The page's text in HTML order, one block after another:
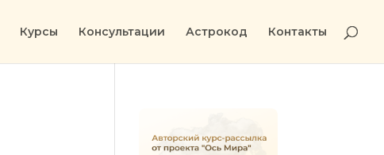
Курсы Консультации Астрокод Контакты